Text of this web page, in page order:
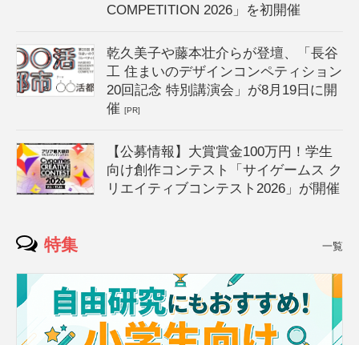
COMPETITION 2026」を初開催
乾久美子や藤本壮介らが登壇、「長谷
工 住まいのデザインコンペティション
20回記念 特別講演会」が8月19日に開
催[PR]
【公募情報】大賞賞金100万円！学生
向け創作コンテスト「サイゲームス ク
リエイティブコンテスト2026」が開催
特集 一覧